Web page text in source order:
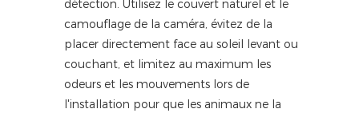
détection. Utilisez le couvert naturel et le
camouflage de la caméra, évitez de la
placer directement face au soleil levant ou
couchant, et limitez au maximum les
odeurs et les mouvements lors de
l'installation pour que les animaux ne la